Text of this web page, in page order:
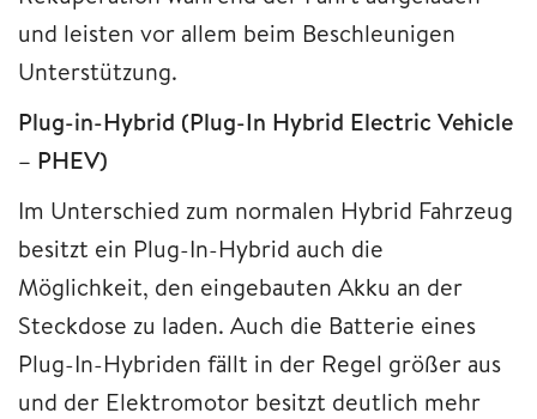
und leisten vor allem beim Beschleunigen
Unterstützung.
Plug-in-Hybrid (Plug-In Hybrid Electric Vehicle
– PHEV)
Im Unterschied zum normalen Hybrid Fahrzeug
besitzt ein Plug-In-Hybrid auch die
Möglichkeit, den eingebauten Akku an der
Steckdose zu laden. Auch die Batterie eines
Plug-In-Hybriden fällt in der Regel größer aus
und der Elektromotor besitzt deutlich mehr